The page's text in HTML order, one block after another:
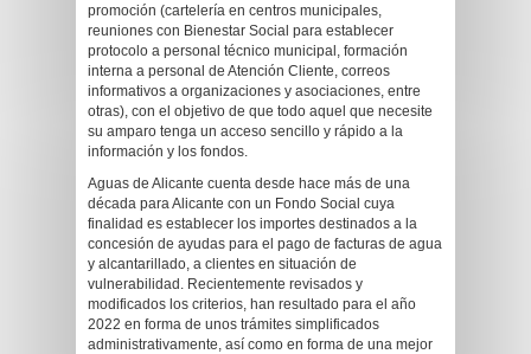
promoción (cartelería en centros municipales,
reuniones con Bienestar Social para establecer
protocolo a personal técnico municipal, formación
interna a personal de Atención Cliente, correos
informativos a organizaciones y asociaciones, entre
otras), con el objetivo de que todo aquel que necesite
su amparo tenga un acceso sencillo y rápido a la
información y los fondos.
Aguas de Alicante cuenta desde hace más de una
década para Alicante con un Fondo Social cuya
finalidad es establecer los importes destinados a la
concesión de ayudas para el pago de facturas de agua
y alcantarillado, a clientes en situación de
vulnerabilidad. Recientemente revisados y
modificados los criterios, han resultado para el año
2022 en forma de unos trámites simplificados
administrativamente, así como en forma de una mejor